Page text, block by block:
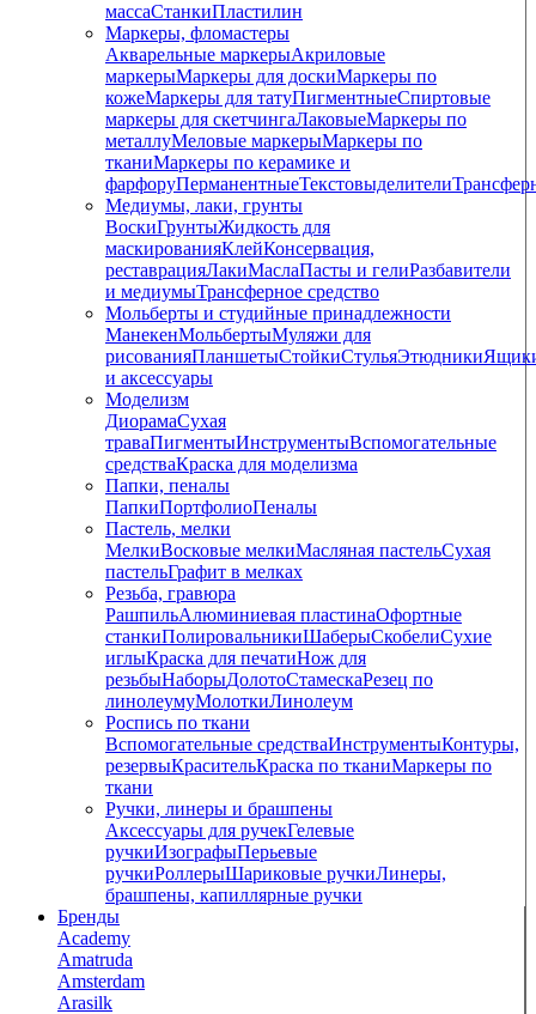
массаСтанкиПластилин
Маркеры, фломастеры
Акварельные маркерыАкриловые
маркерыМаркеры для доскиМаркеры по
кожеМаркеры для татуПигментныеCпиртовые
маркеры для скетчингаЛаковыеМаркеры по
металлуМеловые маркерыМаркеры по
тканиМаркеры по керамике и
фарфоруПерманентныеТекстовыделители
Медиумы, лаки, грунты
ВоскиГрунтыЖидкость для
маскированияКлейКонсервация,
реставрацияЛакиМаслаПасты и гелиРазбавители
и медиумыТрансферное средство
Мольберты и студийные принадлежности
МанекенМольбертыМуляжи для
рисованияПланшетыСтойкиСтульяЭтюдники
и аксессуары
Моделизм
ДиорамаСухая
траваПигментыИнструментыВспомогательные
средстваКраска для моделизма
Папки, пеналы
ПапкиПортфолиоПеналы
Пастель, мелки
МелкиВосковые мелкиМасляная пастельСухая
пастельГрафит в мелках
Резьба, гравюра
РашпильАлюминиевая пластинаОфортные
станкиПолировальникиШаберыСкобелиСухие
иглыКраска для печатиНож для
резьбыНаборыДолотоСтамескаРезец по
линолеумуМолоткиЛинолеум
Роспись по ткани
Вспомогательные средстваИнструментыКонтуры,
резервыКрасительКраска по тканиМаркеры по
ткани
Ручки, линеры и брашпены
Аксессуары для ручекГелевые
ручкиИзографыПерьевые
ручкиРоллерыШариковые ручкиЛинеры,
брашпены, капиллярные ручки
Бренды
Academy
Amatruda
Amsterdam
Arasilk